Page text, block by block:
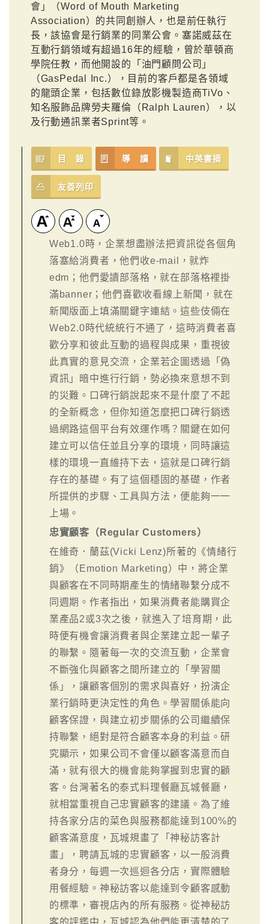
會」（Word of Mouth Marketing
Association）的共同創辦人，也是前任執行
長，該協會是行銷業的同業公會。塞諾威茲在
互動行銷領域有超過16年的經驗，曾於華頓商
學院任教，而他開設的「油門顧問公司」
（GasPedal Inc.），目前的客戶都是各領域
的龍頭企業，包括數位錄放影機製造商TiVo、
知名服飾品牌勞夫羅倫（Ralph Lauren），以
及行動通訊業者Sprint等。
目 錄 導 讀 中英書摘
友善列印
Web1.0時，企業想盡辦法把資訊從各個角
落塞給消費者，他們收e-mail，就炸
edm；他們愛讀部落格，就在部落格裡掛
滿banner；他們喜歡收看線上新聞，就在
新聞版面上填滿關鍵字連結。這些伎倆在
Web2.0時代統統行不通了，這時消費者喜
歡分享和彼此互動的過程與成果，重視彼
此真實的意見交流，企業若企圖透過「偽
資訊」暗中進行行銷，勢必換來意想不到
的災難。口碑行銷說起來不是什麼了不起
的全新概念，但你知道怎麼把口碑行銷透
過網路這個平台有效運作嗎？關鍵在如何
建立可以信任並且分享的環境，同時讓這
樣的環境一直維持下去，這就是口碑行銷
存在的基礎。有了這個穩固的基礎，作者
所提供的步驟、工具與方法，便能夠一一
上場。
忠實顧客（Regular Customers）
在維奇．蘭茲(Vicki Lenz)所著的《情緒行
銷》（Emotion Marketing）中，將企業
與顧客在不同時期產生的情緒聯繫分成不
同週期。作者指出，如果消費者能購買企
業產品2或3次之後，就進入了培育期，此
時便有機會讓消費者與企業建立起一輩子
的聯繫。隨著每一次的交流互動，企業會
不斷強化與顧客之間所建立的「學習關
係」，讓顧客個別的需求與喜好，扮演企
業行銷時更決定性的角色。學習關係能向
顧客保證，與建立初步關係的公司繼續保
持聯繫，絕對是符合顧客本身的利益。研
究顯示，如果公司不會僅以顧客滿意而自
滿，就有很大的機會能夠掌握到忠實的顧
客。台灣著名的泰式料理餐廳瓦城餐廳，
就相當重視自己忠實顧客的建議。為了維
持各家分店的菜色與服務都能達到100%的
顧客滿意度，瓦城規畫了「神秘訪客計
畫」，聘請瓦城的忠實顧客，以一般消費
者身分，每週一次巡迴各分店，實際體驗
用餐經驗。神秘訪客以能達到令顧客感動
的標準，審視店內的所有服務。從神秘訪
客的評鑑中，瓦城認為他們能更清楚的了